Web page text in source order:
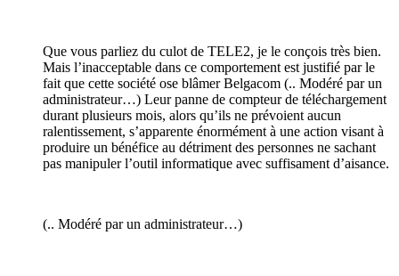
Que vous parliez du culot de TELE2, je le conçois très bien.
Mais l’inacceptable dans ce comportement est justifié par le
fait que cette société ose blâmer Belgacom (.. Modéré par un
administrateur…) Leur panne de compteur de téléchargement
durant plusieurs mois, alors qu’ils ne prévoient aucun
ralentissement, s’apparente énormément à une action visant à
produire un bénéfice au détriment des personnes ne sachant
pas manipuler l’outil informatique avec suffisament d’aisance.
(.. Modéré par un administrateur…)